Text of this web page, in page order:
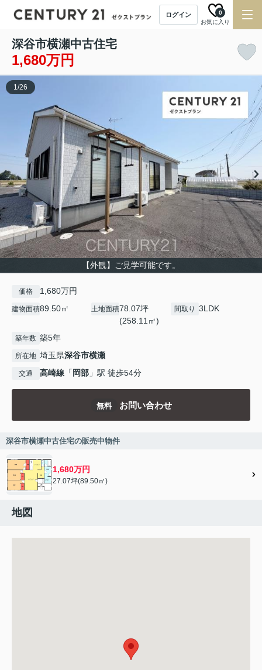
ログイン
お気に入り
0
深谷市横瀬中古住宅
1,680万円
【外観】ご見学可能です。
1/26
価格 1,680万円
建物面積89.50㎡ 土地面積78.07坪
(258.11㎡)
間取り 3LDK
築年数 築5年
所在地 埼玉県深谷市横瀬
交通 高崎線 「 岡部 」駅 徒歩54分
無料 お問い合わせ
深谷市横瀬中古住宅の販売中物件
1,680万円
27.07坪(89.50㎡)
地図